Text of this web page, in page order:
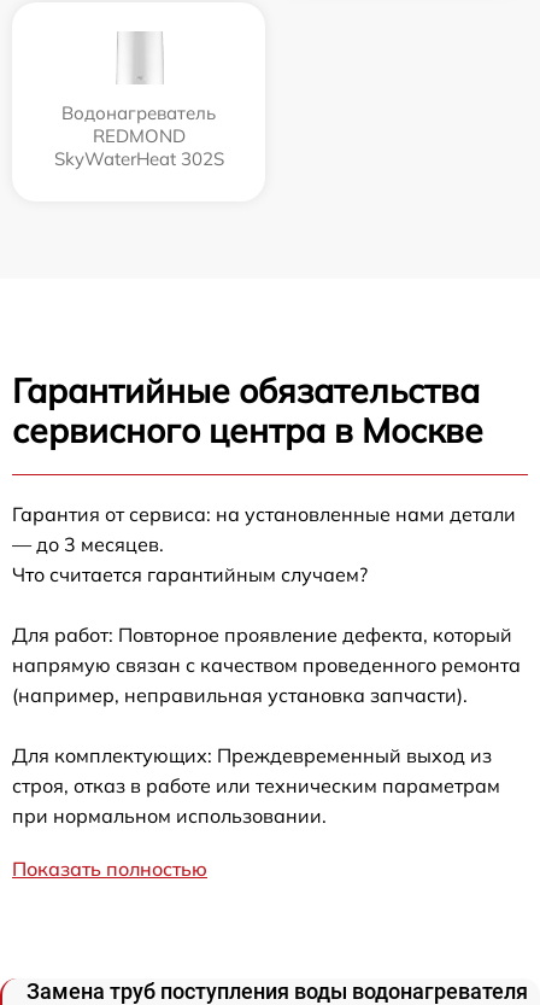
Водонагреватель
REDMOND
SkyWaterHeat 302S
Гарантийные обязательства
сервисного центра в Москве
Гарантия от сервиса: на установленные нами детали
— до 3 месяцев.
Что считается гарантийным случаем?
Для работ: Повторное проявление дефекта, который
напрямую связан с качеством проведенного ремонта
(например, неправильная установка запчасти).
Для комплектующих: Преждевременный выход из
строя, отказ в работе или техническим параметрам
при нормальном использовании.
Показать полностью
Замена труб поступления воды водонагревателя